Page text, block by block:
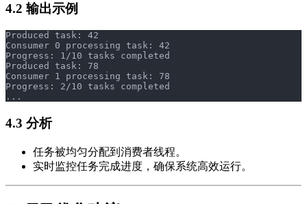
4.2 输出示例
Produced task: 42
Consumer 0 processing task: 42
Progress: 1/10 tasks completed
Produced task: 78
Consumer 1 processing task: 78
Progress: 2/10 tasks completed
...
4.3 分析
任务被均匀分配到消费者线程。
实时监控任务完成进度，确保系统高效运行。